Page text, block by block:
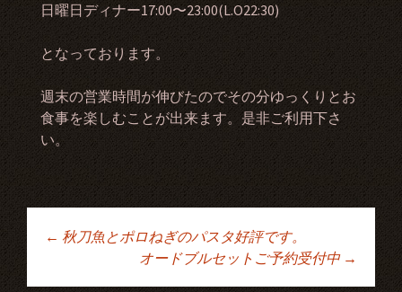
日曜日ディナー17:00〜23:00(L.O22:30)
となっております。
週末の営業時間が伸びたのでその分ゆっくりとお
食事を楽しむことが出来ます。是非ご利用下さ
い。
投稿ナビゲーショ
← 秋刀魚とポロねぎのパスタ好評です。
オードブルセットご予約受付中 →